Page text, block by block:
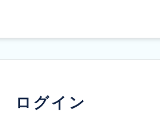
ログイン